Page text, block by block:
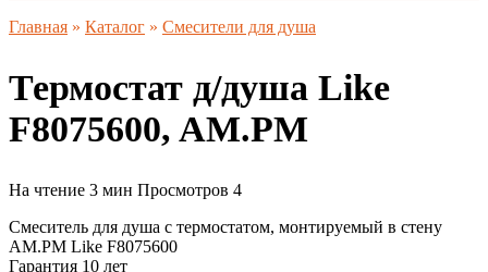
Главная » Каталог » Смесители для душа
Термостат д/душа Like
F8075600, AM.PM
На чтение 3 мин Просмотров 4
Смеситель для душа с термостатом, монтируемый в стену
AM.PM Like F8075600
Гарантия 10 лет